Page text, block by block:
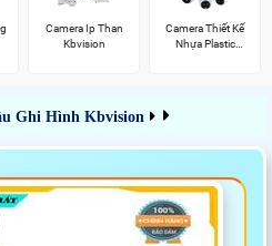
Camera Ip Than
Kbvision
Camera Thiết Kế
Nhựa Plastic
Ghi Hình Kbvision